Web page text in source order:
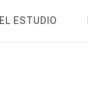
EL ESTUDIO